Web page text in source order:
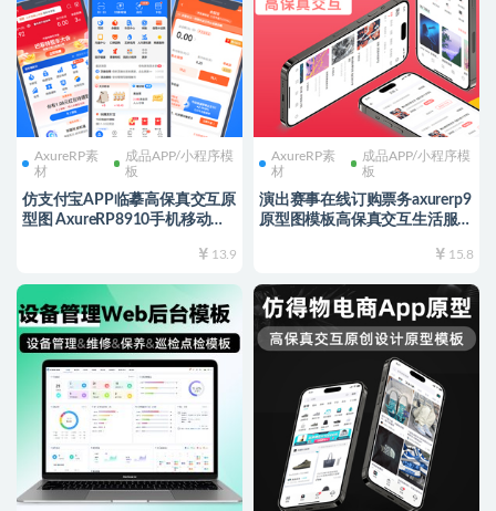
AxureRP素
材
成品APP/小程序模
板
仿支付宝APP临摹高保真交互原
型图 AxureRP8910手机移动端
13.9
AxureRP素
材
成品APP/小程序模
板
演出赛事在线订购票务axurerp9
原型图模板高保真交互生活服务
15.8